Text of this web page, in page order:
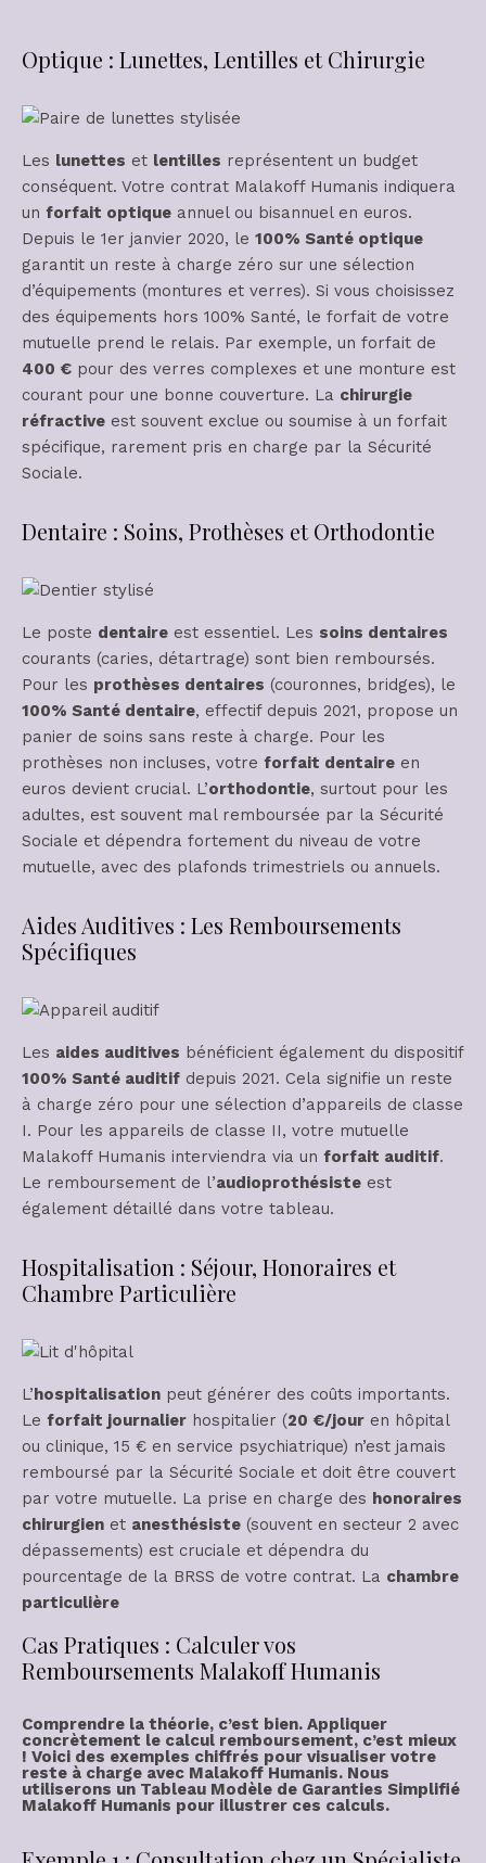
Optique : Lunettes, Lentilles et Chirurgie
Les lunettes et lentilles représentent un budget
conséquent. Votre contrat Malakoff Humanis indiquera
un forfait optique annuel ou bisannuel en euros.
Depuis le 1er janvier 2020, le 100% Santé optique
garantit un reste à charge zéro sur une sélection
d’équipements (montures et verres). Si vous choisissez
des équipements hors 100% Santé, le forfait de votre
mutuelle prend le relais. Par exemple, un forfait de
400 € pour des verres complexes et une monture est
courant pour une bonne couverture. La chirurgie
réfractive est souvent exclue ou soumise à un forfait
spécifique, rarement pris en charge par la Sécurité
Sociale.
Dentaire : Soins, Prothèses et Orthodontie
Le poste dentaire est essentiel. Les soins dentaires
courants (caries, détartrage) sont bien remboursés.
Pour les prothèses dentaires (couronnes, bridges), le
100% Santé dentaire, effectif depuis 2021, propose un
panier de soins sans reste à charge. Pour les
prothèses non incluses, votre forfait dentaire en
euros devient crucial. L’orthodontie, surtout pour les
adultes, est souvent mal remboursée par la Sécurité
Sociale et dépendra fortement du niveau de votre
mutuelle, avec des plafonds trimestriels ou annuels.
Aides Auditives : Les Remboursements
Spécifiques
Les aides auditives bénéficient également du dispositif
100% Santé auditif depuis 2021. Cela signifie un reste
à charge zéro pour une sélection d’appareils de classe
I. Pour les appareils de classe II, votre mutuelle
Malakoff Humanis interviendra via un forfait auditif.
Le remboursement de l’audioprothésiste est
également détaillé dans votre tableau.
Hospitalisation : Séjour, Honoraires et
Chambre Particulière
L’hospitalisation peut générer des coûts importants.
Le forfait journalier hospitalier (20 €/jour en hôpital
ou clinique, 15 € en service psychiatrique) n’est jamais
remboursé par la Sécurité Sociale et doit être couvert
par votre mutuelle. La prise en charge des honoraires
chirurgien et anesthésiste (souvent en secteur 2 avec
dépassements) est cruciale et dépendra du
pourcentage de la BRSS de votre contrat. La chambre
particulière
Cas Pratiques : Calculer vos
Remboursements Malakoff Humanis
Comprendre la théorie, c’est bien. Appliquer
concrètement le calcul remboursement, c’est mieux
! Voici des exemples chiffrés pour visualiser votre
reste à charge avec Malakoff Humanis. Nous
utiliserons un Tableau Modèle de Garanties Simplifié
Malakoff Humanis pour illustrer ces calculs.